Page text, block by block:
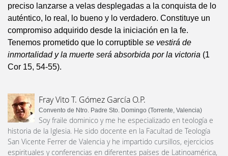
preciso lanzarse a velas desplegadas a la conquista de lo
auténtico, lo real, lo bueno y lo verdadero. Constituye un
compromiso adquirido desde la iniciación en la fe.
Tenemos prometido que lo corruptible se vestirá de
inmortalidad y la muerte será absorbida por la victoria (1
Cor 15, 54-55).
Fray Vito T. Gómez García O.P.
Convento de Ntro. Padre Sto. Domingo (Torrente, Valencia)
Soy fraile dominico y me he especializado en teología e
historia de la Iglesia. He sido docente en la Facultad de Teología
San Vicente Ferrer de Valencia y he impartido cursillos, ejercicios
espirituales y conferencias en diferentes países de Latinoamérica,